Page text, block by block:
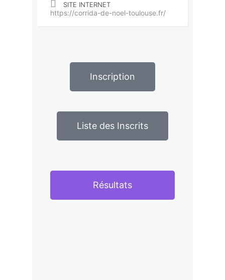
SITE INTERNET
https://corrida-de-noel-toulouse.fr/
Inscription
Liste des Inscrits
Résultats